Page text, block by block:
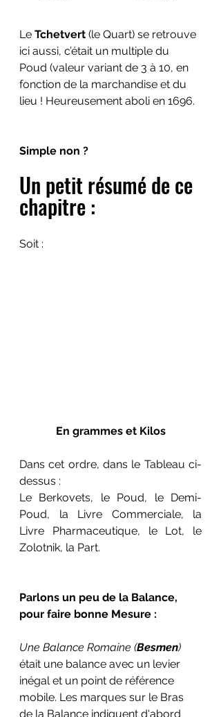
Le Tchetvert (le Quart) se retrouve
ici aussi, c’était un multiple du
Poud (valeur variant de 3 à 10, en
fonction de la marchandise et du
lieu ! Heureusement aboli en 1696.
Simple non ?
Un petit résumé de ce
chapitre :
Soit :
En grammes et Kilos
Dans cet ordre, dans le Tableau ci-
dessus :
Le Berkovets, le Poud, le Demi-
Poud, la Livre Commerciale, la
Livre Pharmaceutique, le Lot, le
Zolotnik, la Part.
Parlons un peu de la Balance,
pour faire bonne Mesure :
Une Balance Romaine (Besmen)
était une balance avec un levier
inégal et un point de référence
mobile. Les marques sur le Bras
de la Balance indiquent d'abord